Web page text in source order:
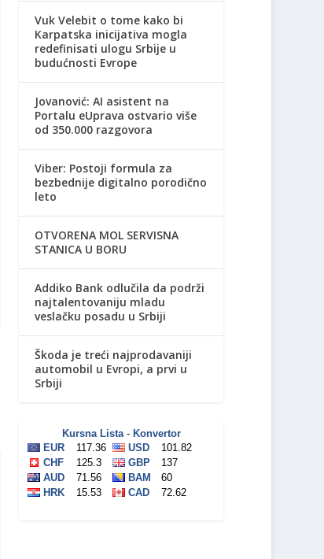
Vuk Velebit o tome kako bi
Karpatska inicijativa mogla
redefinisati ulogu Srbije u
budućnosti Evrope
Jovanović: AI asistent na
Portalu eUprava ostvario više
od 350.000 razgovora
Viber: Postoji formula za
bezbednije digitalno porodično
leto
OTVORENA MOL SERVISNA
STANICA U BORU
Addiko Bank odlučila da podrži
najtalentovaniju mladu
veslačku posadu u Srbiji
Škoda je treći najprodavaniji
automobil u Evropi, a prvi u
Srbiji